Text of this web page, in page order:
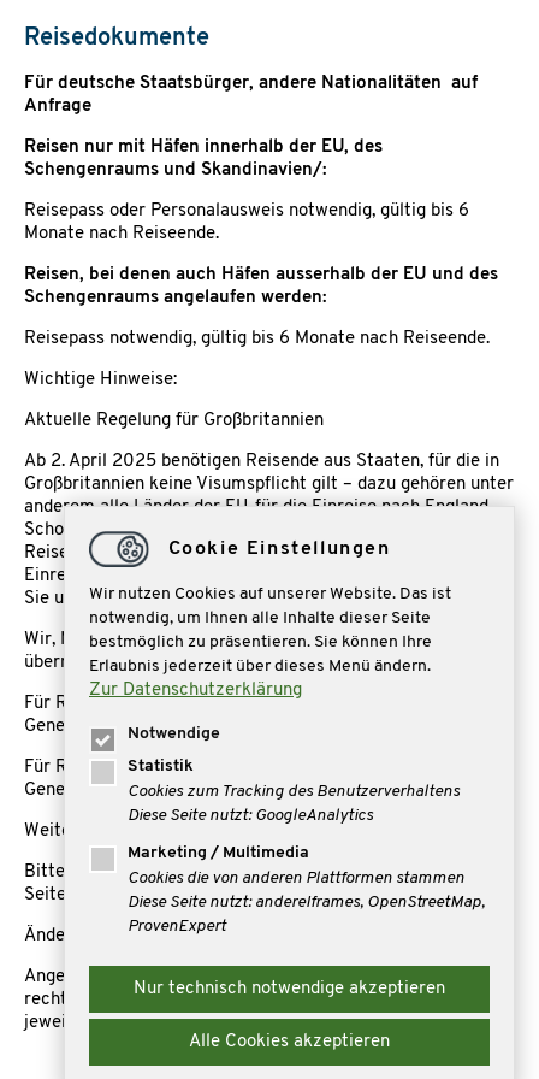
Reisedokumente
Für deutsche Staatsbürger, andere Nationalitäten auf
Anfrage
Reisen nur mit Häfen innerhalb der EU, des
Schengenraums und Skandinavien/:
Reisepass oder Personalausweis notwendig, gültig bis 6
Monate nach Reiseende.
Reisen, bei denen auch Häfen ausserhalb der EU und des
Schengenraums angelaufen werden:
Reisepass notwendig, gültig bis 6 Monate nach Reiseende.
Wichtige Hinweise:
Aktuelle Regelung für Großbritannien
Ab 2. April 2025 benötigen Reisende aus Staaten, für die in
Großbritannien keine Visumspflicht gilt – dazu gehören unter
anderem alle Länder der EU, für die Einreise nach England,
Schottland, Nordirland und Wales zusätzlich zu einem
Reisepass auch eine kostenpflichtige elektronische
Einreisegenehmigung (ETA). Weitere Informationen finden
Sie unter elektronische Einreisegenehmigung (ETA).
Wir, Mare Reisen, können die Beantragung nicht für Sie
übernehmen.
Für Reisen nach Kanada benötigen Sie eine ETA Einreise
Genehmigung
Für Reisen nach USA benötigen Sie eine ESTA Einreise
Genehmigung
Weitere Infomationen unter:
Bitte informieren Sie sich auch rechtzeitig auf der Internet-
Seite des Auswärtigen Amts
Änderungen vorbehalten
Angehörige anderer Nationen erkundigen sich bitte
rechtzeitig bezüglich der Einreisebestimmungen bei dem
jeweiligen zuständigen Konsulat.
Cookie Einstellungen
Wir nutzen Cookies auf unserer Website. Das ist
notwendig, um Ihnen alle Inhalte dieser Seite
bestmöglich zu präsentieren. Sie können Ihre
Erlaubnis jederzeit über dieses Menü ändern.
Zur Datenschutzerklärung
Notwendige
Statistik
Cookies zum Tracking des Benutzerverhaltens
Diese Seite nutzt: GoogleAnalytics
Marketing / Multimedia
Cookies die von anderen Plattformen stammen
Diese Seite nutzt: andereIframes, OpenStreetMap,
ProvenExpert
Nur technisch notwendige akzeptieren
Alle Cookies akzeptieren